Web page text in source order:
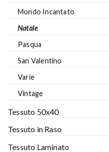
Mondo Incantato
Natale
Pasqua
San Valentino
Varie
Vintage
Tessuto 50x40
Tessuto in Raso
Tessuto Laminato